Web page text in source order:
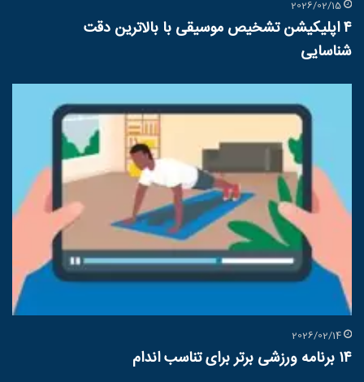
2026/02/15
۴ اپلیکیشن تشخیص موسیقی با بالاترین دقت
شناسایی
2026/02/14
۱۴ برنامه ورزشی برتر برای تناسب اندام